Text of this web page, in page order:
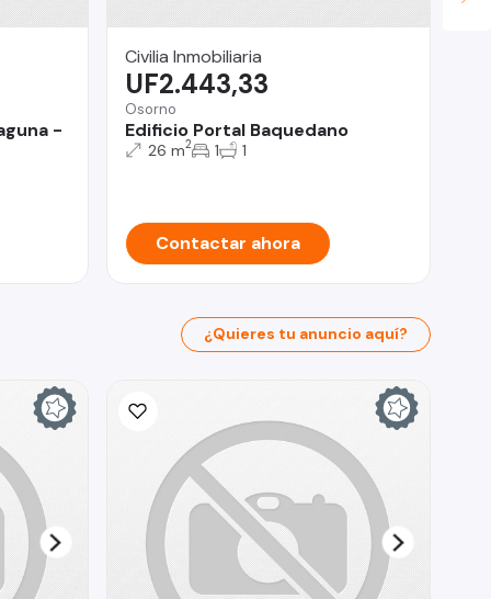
-
Civilia Inmobiliaria
Osorno
Edificio Portal Baquedano
UF2.443,33
26 m2 1 1
Contactar ahora
¿Quieres tu anuncio aquí?